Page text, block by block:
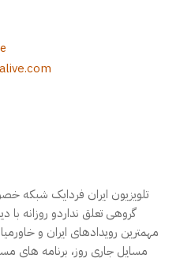
تلویزیون ایران فردایک
گروهی تعلق نداردو روزانه
مسایل جاری روز، برنامه های